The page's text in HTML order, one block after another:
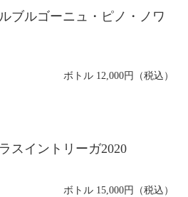
ブルゴーニュ・ピノ・ノワ
ボトル 12,000円（税込）
スイントリーガ2020
ボトル 15,000円（税込）